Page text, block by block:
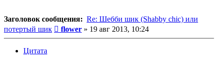
Заголовок сообщения: Re: Шебби шик (Shabby chic) или
потертый шик
Сообщение
flower » 19 авг 2013, 10:24
Цитата